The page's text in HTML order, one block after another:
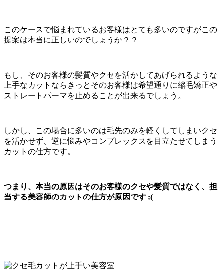
このケースで悩まれているお客様はとても多いのですがこの
提案は本当に正しいのでしょうか？？
もし、そのお客様の髪質やクセを活かしてあげられるような
上手なカットならきっとそのお客様は希望通りに縮毛矯正や
ストレートパーマを止めることが出来るでしょう。
しかし、この場合に多いのは毛先のみを軽くしてしまいクセ
を活かせず、逆に悩みやコンプレックスを目立たせてしまう
カットの仕方です。
つまり、本当の原因はそのお客様のクセや髪質ではなく、担
当する美容師のカットの仕方が原因です ;(